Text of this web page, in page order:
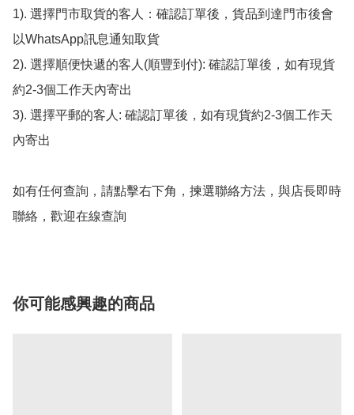
1). 選擇門市取貨的客人：確認訂單後，貨品到達門市後會
以WhatsApp訊息通知取貨
2). 選擇順便快遞的客人(順豐到付): 確認訂單後，如有現貨
約2-3個工作天內寄出
3). 選擇平郵的客人: 確認訂單後，如有現貨約2-3個工作天
內寄出
如有任何查詢，請點擊右下角，揀選聯絡方法，與店長即時
聯絡，歡迎在線查詢
你可能感興趣的商品